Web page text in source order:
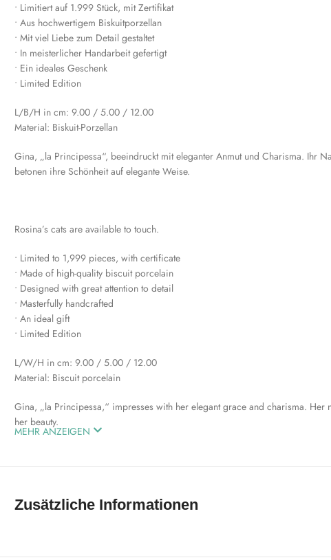
• Limitiert auf 1.999 Stück, mit Zertifikat
• Aus hochwertigem Biskuitporzellan
• Mit viel Liebe zum Detail gestaltet
• In meisterlicher Handarbeit gefertigt
• Ein ideales Geschenk
• Limited Edition
L/B/H in cm: 9.00 / 5.00 / 12.00
Material: Biskuit-Porzellan
Gina, „la Principessa“, beeindruckt mit eleganter Anmut und Charisma. Ihr
betonen ihre Schönheit auf elegante Weise.
Rosina’s cats are available to touch.
• Limited to 1,999 pieces, with certificate
• Made of high-quality biscuit porcelain
• Designed with great attention to detail
• Masterfully handcrafted
• An ideal gift
• Limited Edition
L/W/H in cm: 9.00 / 5.00 / 12.00
Material: Biscuit porcelain
Gina, „la Principessa,“ impresses with her elegant grace and charisma. Her
her beauty.
MEHR ANZEIGEN
Zusätzliche Informationen